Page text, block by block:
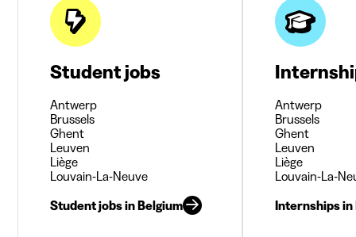
Student jobs
Antwerp
Brussels
Ghent
Leuven
Liège
Louvain-La-Neuve
Student jobs in Belgium
Antwerp
Brussels
Ghent
Leuven
Liège
Louvain-La-
Internships in